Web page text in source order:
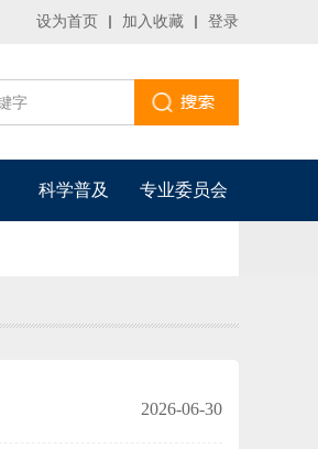
设为首页 加入收藏 登录
科学普及 专业委员会
2026-06-30